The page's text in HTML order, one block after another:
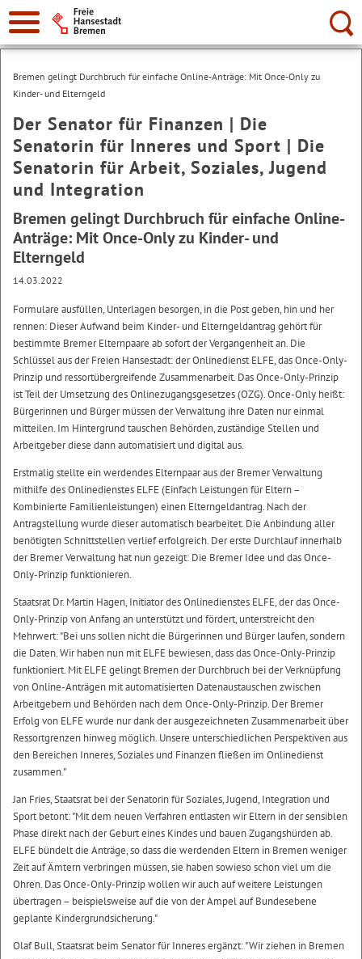
Suche:
Bremen gelingt Durchbruch für einfache Online-Anträge: Mit Once-Only zu
Kinder- und Elterngeld
Der Senator für Finanzen | Die
Senatorin für Inneres und Sport | Die
Senatorin für Arbeit, Soziales, Jugend
und Integration
Bremen gelingt Durchbruch für einfache Online-
Anträge: Mit Once-Only zu Kinder- und
Elterngeld
14.03.2022
Formulare ausfüllen, Unterlagen besorgen, in die Post geben, hin und her
rennen: Dieser Aufwand beim Kinder- und Elterngeldantrag gehört für
bestimmte Bremer Elternpaare ab sofort der Vergangenheit an. Die
Schlüssel aus der Freien Hansestadt: der Onlinedienst ELFE, das Once-Only-
Prinzip und ressortübergreifende Zusammenarbeit. Das Once-Only-Prinzip
ist Teil der Umsetzung des Onlinezugangsgesetzes (OZG). Once-Only heißt:
Bürgerinnen und Bürger müssen der Verwaltung ihre Daten nur einmal
mitteilen. Im Hintergrund tauschen Behörden, zuständige Stellen und
Arbeitgeber diese dann automatisiert und digital aus.
Erstmalig stellte ein werdendes Elternpaar aus der Bremer Verwaltung
mithilfe des Onlinedienstes ELFE (Einfach Leistungen für Eltern –
Kombinierte Familienleistungen) einen Elterngeldantrag. Nach der
Antragstellung wurde dieser automatisch bearbeitet. Die Anbindung aller
benötigten Schnittstellen verlief erfolgreich. Der erste Durchlauf innerhalb
der Bremer Verwaltung hat nun gezeigt: Die Bremer Idee und das Once-
Only-Prinzip funktionieren.
Staatsrat Dr. Martin Hagen, Initiator des Onlinedienstes ELFE, der das Once-
Only-Prinzip von Anfang an unterstützt und fördert, unterstreicht den
Mehrwert: "Bei uns sollen nicht die Bürgerinnen und Bürger laufen, sondern
die Daten. Wir haben nun mit ELFE bewiesen, dass das Once-Only-Prinzip
funktioniert. Mit ELFE gelingt Bremen der Durchbruch bei der Verknüpfung
von Online-Anträgen mit automatisierten Datenaustauschen zwischen
Arbeitgebern und Behörden nach dem Once-Only-Prinzip. Der Bremer
Erfolg von ELFE wurde nur dank der ausgezeichneten Zusammenarbeit über
Ressortgrenzen hinweg möglich. Unsere unterschiedlichen Perspektiven aus
den Bereichen Inneres, Soziales und Finanzen fließen im Onlinedienst
zusammen."
Jan Fries, Staatsrat bei der Senatorin für Soziales, Jugend, Integration und
Sport betont: "Mit dem neuen Verfahren entlasten wir Eltern in der sensiblen
Phase direkt nach der Geburt eines Kindes und bauen Zugangshürden ab.
ELFE bündelt die Anträge, so dass die werdenden Eltern in Bremen weniger
Zeit auf Ämtern verbringen müssen, sie haben sowieso schon viel um die
Ohren. Das Once-Only-Prinzip wollen wir auch auf weitere Leistungen
übertragen – beispielsweise auf die von der Ampel auf Bundesebene
geplante Kindergrundsicherung."
Olaf Bull, Staatsrat beim Senator für Inneres ergänzt: "Wir ziehen in Bremen